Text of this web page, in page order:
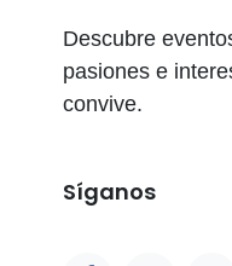
Descubre
pasiones e
convive.
Síganos